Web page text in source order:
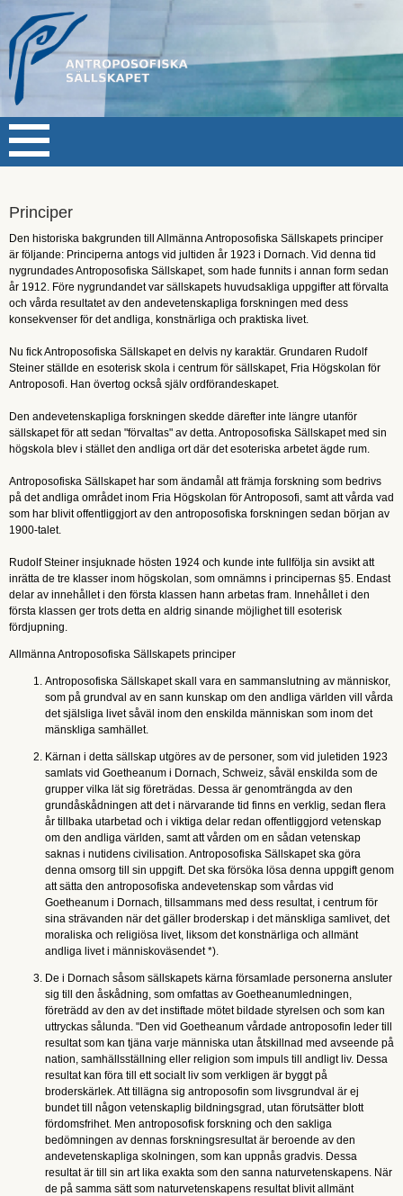
KALENDER
ANTROPOSOFISKA SÄLLSKAPET
FORUM ANTROPOSOFI
+
GRUPPER
OM ANTROPOSOFISKA SÄLLSKAPET
STADGAR
ANTROPOSOFI
+
RUDOLF STEINER
FRIA HÖGSKOLAN
FORSKNING
MEDLEMSTIDNING
BLI MEDLEM
KONTAKT
Principer
Den historiska bakgrunden till Allmänna Antroposofiska Sällskapets principer
är följande: Principerna antogs vid jultiden år 1923 i Dornach. Vid denna tid
nygrundades Antroposofiska Sällskapet, som hade funnits i annan form sedan
år 1912. Före nygrundandet var sällskapets huvudsakliga uppgifter att förvalta
och vårda resultatet av den andevetenskapliga forskningen med dess
konsekvenser för det andliga, konstnärliga och praktiska livet.
Nu fick Antroposofiska Sällskapet en delvis ny karaktär. Grundaren Rudolf
Steiner ställde en esoterisk skola i centrum för sällskapet, Fria Högskolan för
Antroposofi. Han övertog också själv ordförandeskapet.
Den andevetenskapliga forskningen skedde därefter inte längre utanför
sällskapet för att sedan "förvaltas" av detta. Antroposofiska Sällskapet med sin
högskola blev i stället den andliga ort där det esoteriska arbetet ägde rum.
Antroposofiska Sällskapet har som ändamål att främja forskning som bedrivs
på det andliga området inom Fria Högskolan för Antroposofi, samt att vårda vad
som har blivit offentliggjort av den antroposofiska forskningen sedan början av
1900-talet.
Rudolf Steiner insjuknade hösten 1924 och kunde inte fullfölja sin avsikt att
inrätta de tre klasser inom högskolan, som omnämns i principernas §5. Endast
delar av innehållet i den första klassen hann arbetas fram. Innehållet i den
första klassen ger trots detta en aldrig sinande möjlighet till esoterisk
fördjupning.
Allmänna Antroposofiska Sällskapets principer
Antroposofiska Sällskapet skall vara en sammanslutning av människor,
som på grundval av en sann kunskap om den andliga världen vill vårda
det själsliga livet såväl inom den enskilda människan som inom det
mänskliga samhället.
Kärnan i detta sällskap utgöres av de personer, som vid juletiden 1923
samlats vid Goetheanum i Dornach, Schweiz, såväl enskilda som de
grupper vilka lät sig företrädas. Dessa är genomträngda av den
grundåskådningen att det i närvarande tid finns en verklig, sedan flera
år tillbaka utarbetad och i viktiga delar redan offentliggjord vetenskap
om den andliga världen, samt att vården om en sådan vetenskap
saknas i nutidens civilisation. Antroposofiska Sällskapet ska göra
denna omsorg till sin uppgift. Det ska försöka lösa denna uppgift genom
att sätta den antroposofiska andevetenskap som vårdas vid
Goetheanum i Dornach, tillsammans med dess resultat, i centrum för
sina strävanden när det gäller broderskap i det mänskliga samlivet, det
moraliska och religiösa livet, liksom det konstnärliga och allmänt
andliga livet i människoväsendet *).
De i Dornach såsom sällskapets kärna församlade personerna ansluter
sig till den åskådning, som omfattas av Goetheanumledningen,
företrädd av den av det instiftade mötet bildade styrelsen och som kan
uttryckas sålunda. "Den vid Goetheanum vårdade antroposofin leder till
resultat som kan tjäna varje människa utan åtskillnad med avseende på
nation, samhällsställning eller religion som impuls till andligt liv. Dessa
resultat kan föra till ett socialt liv som verkligen är byggt på
broderskärlek. Att tillägna sig antroposofin som livsgrundval är ej
bundet till någon vetenskaplig bildningsgrad, utan förutsätter blott
fördomsfrihet. Men antroposofisk forskning och den sakliga
bedömningen av dennas forskningsresultat är beroende av den
andevetenskapliga skolningen, som kan uppnås gradvis. Dessa
resultat är till sin art lika exakta som den sanna naturvetenskapens. När
de på samma sätt som naturvetenskapens resultat blivit allmänt